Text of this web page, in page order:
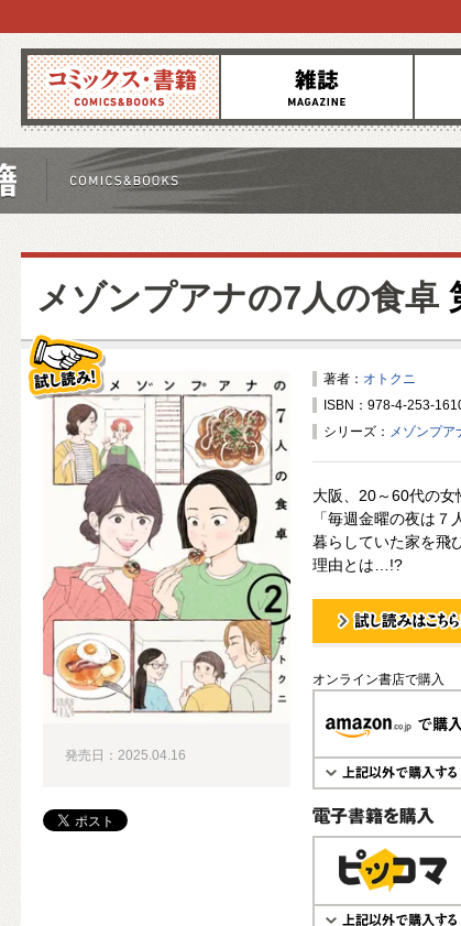
コミックス 雑誌 お知ら
メゾンプアナの7人の食卓
著者： オトクニ
ISBN：978-4-253-
シリーズ： メゾンプア
大阪、20～60代の
「毎週金曜の夜は
暮らしていた家を飛
理由とは…!?
試し読み！
オンライン書店で購入
電子書籍で購入
発売日：2025.04.16